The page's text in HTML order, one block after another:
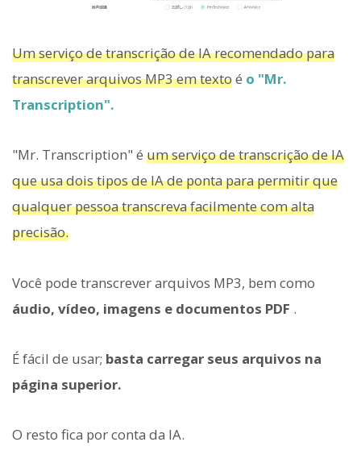
Um serviço de transcrição de IA recomendado para
transcrever arquivos MP3 em textoé o "Mr.
Transcription".
"Mr. Transcription" é um serviço de transcrição de IA
que usa dois tipos de IA de ponta para permitir que
qualquer pessoa transcreva facilmente com alta
precisão.
Você pode transcrever arquivos MP3, bem como
áudio, vídeo, imagens e documentos PDF .
É fácil de usar; basta carregar seus arquivos na
página superior.
O resto fica por conta da IA.